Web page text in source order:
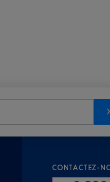
CONTACTEZ-